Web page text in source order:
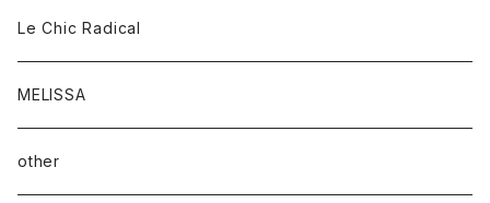
Le Chic Radical
MELISSA
other